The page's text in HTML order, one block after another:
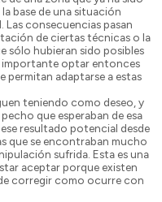
base de una situación
consecuencias pasan
de ciertas técnicas o la
sólo hubieran sido posibles
importante optar entonces
adaptarse a estas
teniendo como deseo, y
que esperaban de esa
resultado potencial desde
que se encontraban mucho
sufrida. Esta es una
aceptar porque existen
corregir como ocurre con